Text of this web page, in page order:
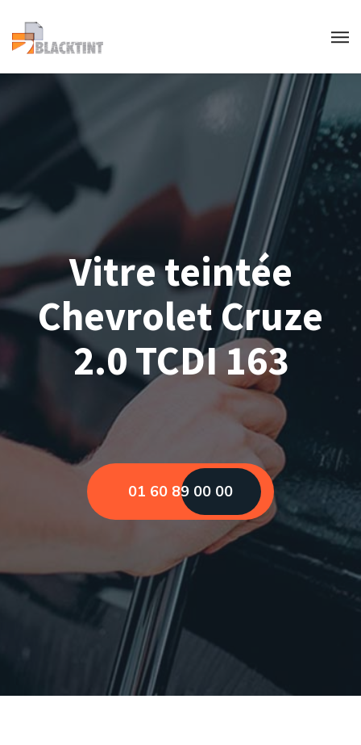
Vitre teintée
Chevrolet Cruze
2.0 TCDI 163
01 60 89 00 00